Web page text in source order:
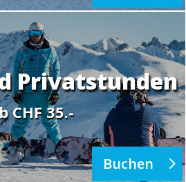
Privatstunden
CHF 35.-
Buchen